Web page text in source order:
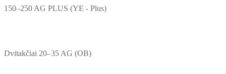
150–250 AG PLUS (YE - Plus)
Dvitakčiai 20–35 AG (OB)